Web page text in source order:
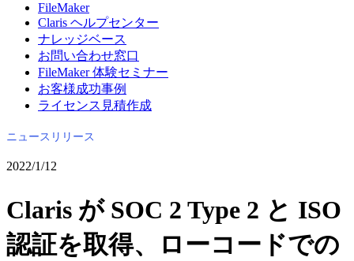
FileMaker
Claris ヘルプセンター
ナレッジベース
お問い合わせ窓口
FileMaker 体験セミナー
お客様成功事例
ライセンス見積作成
ニュースリリース
2022/1/12
Claris が SOC 2 Type 2 と ISO
認証を取得、ローコードでの